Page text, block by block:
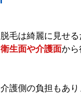
脱毛は綺麗に見せ
衛生面や介護面から
介護側の負担もあ